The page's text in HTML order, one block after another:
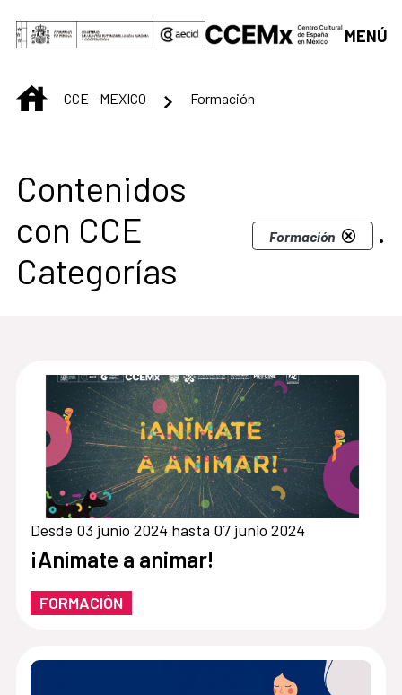
Saltar al contenido principal
MENÚ
INICIOCCE - MEXICO Formación
Centro Cultural de
Contenidos
con CCE
Categorías
Formación .
Desde 03 junio 2024 hasta 07 junio 2024
¡Anímate a animar!
FORMACIÓN